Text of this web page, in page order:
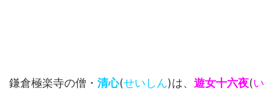
鎌倉極楽寺の僧・ 清心(せいしん)は、 遊女十六夜(い